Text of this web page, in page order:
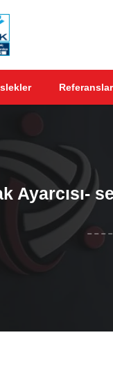
Referanslar
Ayarcısı-